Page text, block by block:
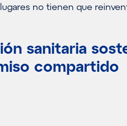
no tienen que
sanitaria
compartido